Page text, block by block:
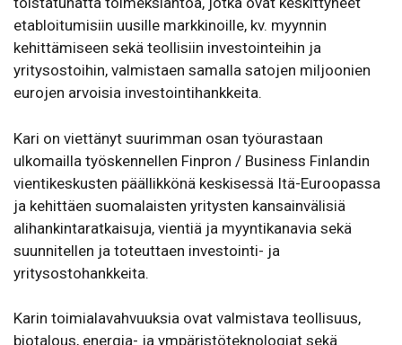
etabloitumisiin uusille markkinoille, kv. myynnin
kehittämiseen sekä teollisiin investointeihin ja
yritysostoihin, valmistaen samalla satojen miljoonien
eurojen arvoisia investointihankkeita.
Kari on viettänyt suurimman osan työurastaan
ulkomailla työskennellen Finpron / Business Finlandin
vientikeskusten päällikkönä keskisessä Itä-Euroopassa
ja kehittäen suomalaisten yritysten kansainvälisiä
alihankintaratkaisuja, vientiä ja myyntikanavia sekä
suunnitellen ja toteuttaen investointi- ja
yritysostohankkeita.
Karin toimialavahvuuksia ovat valmistava teollisuus,
biotalous, energia- ja ympäristöteknologiat sekä